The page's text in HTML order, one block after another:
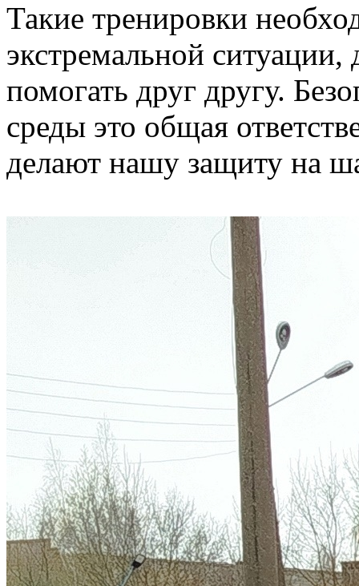
Такие тренировки
экстремальной ситуации,
помогать друг другу.
среды это общая
делают нашу защиту на